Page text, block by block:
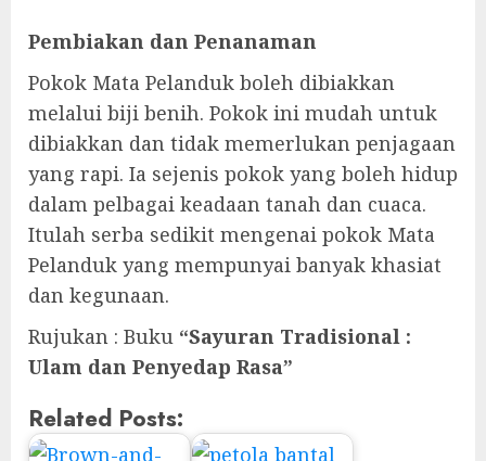
Pembiakan dan Penanaman
Pokok Mata Pelanduk boleh dibiakkan
melalui biji benih. Pokok ini mudah untuk
dibiakkan dan tidak memerlukan penjagaan
yang rapi. Ia sejenis pokok yang boleh hidup
dalam pelbagai keadaan tanah dan cuaca.
Itulah serba sedikit mengenai pokok Mata
Pelanduk yang mempunyai banyak khasiat
dan kegunaan.
Rujukan : Buku “Sayuran Tradisional :
Ulam dan Penyedap Rasa”
Related Posts: